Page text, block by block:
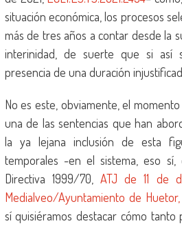
situación económica, los procesos
más de tres años a contar desde la
interinidad, de suerte que si así
presencia de una duración
No es este, obviamente, el
una de las sentencias que han
la ya lejana inclusión de esta
temporales -en el sistema, eso
Directiva 1999/70,ATJ de 11 de
Medialveo/Ayuntamiento de Huetor,
sí quisiéramos destacar cómo